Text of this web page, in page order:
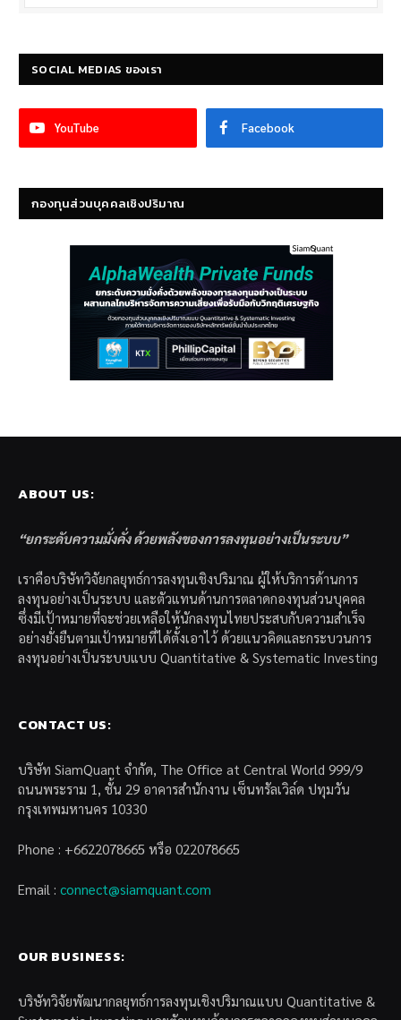
SOCIAL MEDIAS ของเรา
YouTube Facebook
กองทุนส่วนบุคคลเชิงปริมาณ
ABOUT US:
“ยกระดับความมั่งคั่ง ด้วยพลังของการลงทุนอย่างเป็นระบบ”
เราคือบริษัทวิจัยกลยุทธ์การลงทุนเชิงปริมาณ ผู้ให้บริการด้านการ
ลงทุนอย่างเป็นระบบ และตัวแทนด้านการตลาดกองทุนส่วนบุคคล
ซึ่งมีเป้าหมายที่จะช่วยเหลือให้นักลงทุนไทยประสบกับความสำเร็จ
อย่างยั่งยืนตามเป้าหมายที่ได้ตั้งเอาไว้ ด้วยแนวคิดและกระบวนการ
ลงทุนอย่างเป็นระบบแบบ Quantitative & Systematic Investing
CONTACT US:
บริษัท SiamQuant จำกัด, The Office at Central World 999/9
ถนนพระราม 1, ชั้น 29 อาคารสำนักงาน เซ็นทรัลเวิล์ด ปทุมวัน
กรุงเทพมหานคร 10330
Phone : +6622078665 หรือ 022078665
Email : connect@siamquant.com
OUR BUSINESS:
บริษัทวิจัยพัฒนากลยุทธ์การลงทุนเชิงปริมาณแบบ Quantitative &